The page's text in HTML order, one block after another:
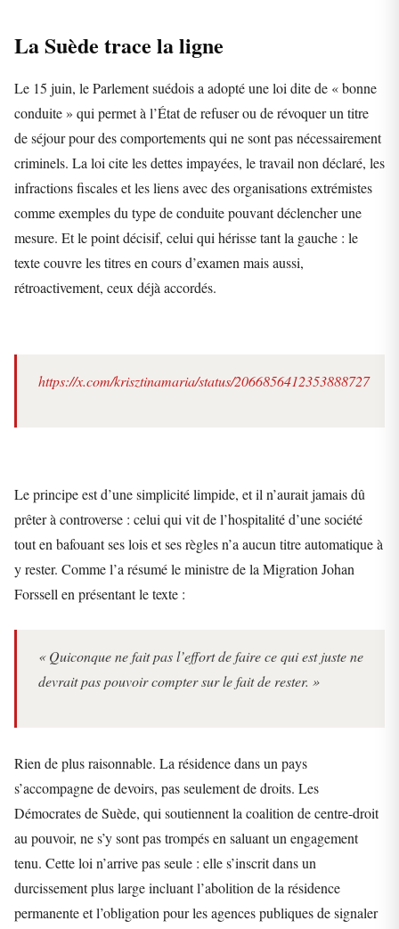
La Suède trace la ligne
Le 15 juin, le Parlement suédois a adopté une loi dite de « bonne
conduite » qui permet à l’État de refuser ou de révoquer un titre
de séjour pour des comportements qui ne sont pas nécessairement
criminels. La loi cite les dettes impayées, le travail non déclaré, les
infractions fiscales et les liens avec des organisations extrémistes
comme exemples du type de conduite pouvant déclencher une
mesure. Et le point décisif, celui qui hérisse tant la gauche : le
texte couvre les titres en cours d’examen mais aussi,
rétroactivement, ceux déjà accordés.
https://x.com/krisztinamaria/status/2066856412353888727
Le principe est d’une simplicité limpide, et il n’aurait jamais dû
prêter à controverse : celui qui vit de l’hospitalité d’une société
tout en bafouant ses lois et ses règles n’a aucun titre automatique à
y rester. Comme l’a résumé le ministre de la Migration Johan
Forssell en présentant le texte :
« Quiconque ne fait pas l’effort de faire ce qui est juste ne
devrait pas pouvoir compter sur le fait de rester. »
Rien de plus raisonnable. La résidence dans un pays
s’accompagne de devoirs, pas seulement de droits. Les
Démocrates de Suède, qui soutiennent la coalition de centre-droit
au pouvoir, ne s’y sont pas trompés en saluant un engagement
tenu. Cette loi n’arrive pas seule : elle s’inscrit dans un
durcissement plus large incluant l’abolition de la résidence
permanente et l’obligation pour les agences publiques de signaler